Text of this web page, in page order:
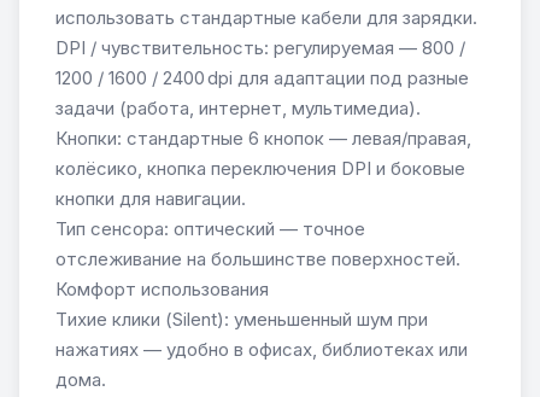
использовать стандартные кабели для зарядки.
DPI / чувствительность: регулируемая — 800 /
1200 / 1600 / 2400 dpi для адаптации под разные
задачи (работа, интернет, мультимедиа).
Кнопки: стандартные 6 кнопок — левая/правая,
колёсико, кнопка переключения DPI и боковые
кнопки для навигации.
Тип сенсора: оптический — точное
отслеживание на большинстве поверхностей.
Комфорт использования
Tихие клики (Silent): уменьшенный шум при
нажатиях — удобно в офисах, библиотеках или
дома.